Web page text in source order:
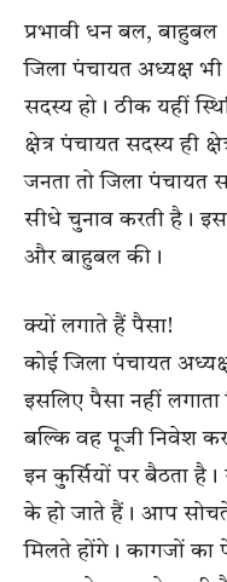
प्रभावी धन बल, बाहुबल
जिला पंचायत अध्यक्ष
सदस्य हो। ठीक यहीं
क्षेत्र पंचायत सदस्य ही
जनता तो जिला पंचायत
सीधे चुनाव करती है।
और बाहुबल की।
क्यों लगाते हैं पैसा!
कोई जिला पंचायत
इसलिए पैसा नहीं
बल्कि वह पूजी निवेश
इन कुर्सियों पर बैठता
के हो जाते हैं। आप सोचते
मिलते होंगे। कागजों का